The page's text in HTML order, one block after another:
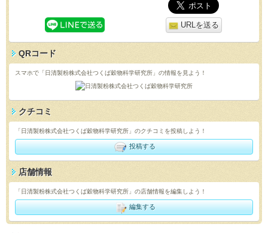
URLを送る
QRコード
スマホで「日清製粉株式会社つくば穀物科学研究所」の情報を見よう！
クチコミ
「日清製粉株式会社つくば穀物科学研究所」のクチコミを投稿しよう！
投稿する
店舗情報
「日清製粉株式会社つくば穀物科学研究所」の店舗情報を編集しよう！
編集する